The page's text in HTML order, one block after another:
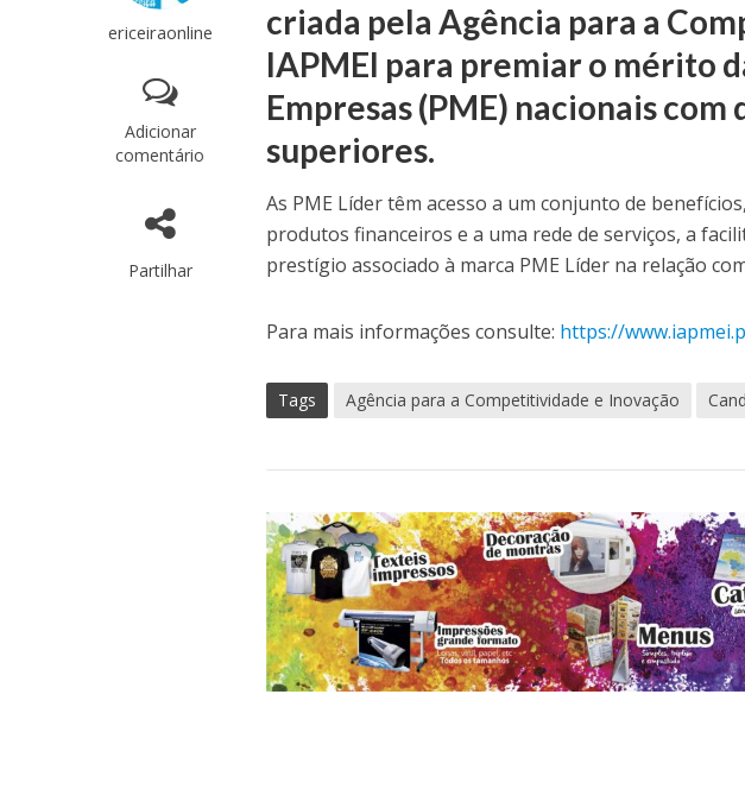
ericeiraonline
Adicionar
comentário
Partilhar
criada pela Agência para a
IAPMEI para premiar o mérito
Empresas (PME) nacionais com
superiores.
As PME Líder têm acesso a um conjunto de
produtos financeiros e a uma rede de serviços, a
prestígio associado à marca PME Líder na relação
Para mais informações consulte: https://
Tags Agência para a Competitividade e Inovação